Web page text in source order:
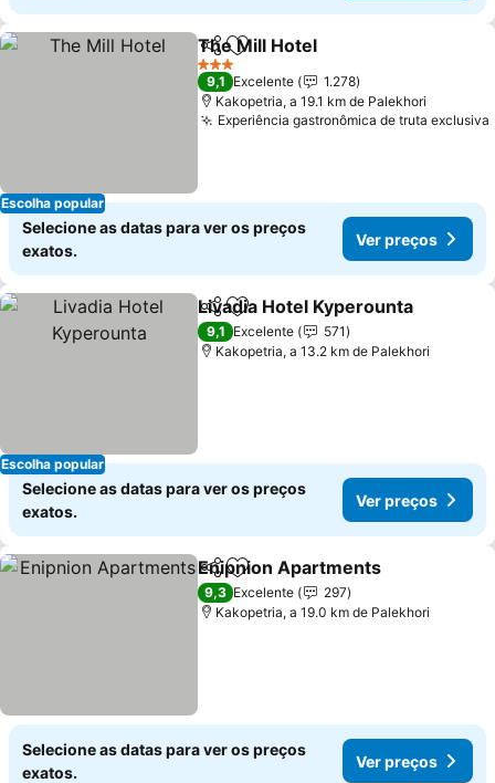
Escolha popular
PartilharAdicionar aos favoritos
The Mill Hotel
3 Estrelas
9,1 Excelente
1.278
Kakopetria, a 19.1 km de Palekhori
Experiência gastronômica de truta exclusiva
Selecione as datas para ver os preços
exatos.
Ver preços
Escolha popular
PartilharAdicionar aos favoritos
Livadia Hotel Kyperounta
9,1 Excelente
571
Kakopetria, a 13.2 km de Palekhori
Selecione as datas para ver os preços
exatos.
Ver preços
PartilharAdicionar aos favoritos
Enipnion Apartments
9,3 Excelente
297
Kakopetria, a 19.0 km de Palekhori
Selecione as datas para ver os preços
exatos.
Ver preços